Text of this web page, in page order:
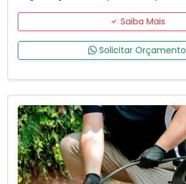
Saiba Mais
Solicitar Orçamento